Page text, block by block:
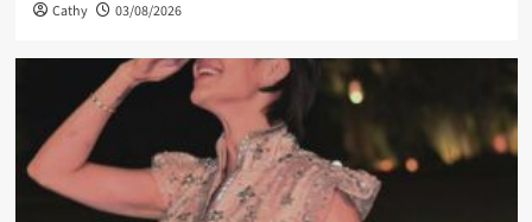
Cathy 03/08/2026